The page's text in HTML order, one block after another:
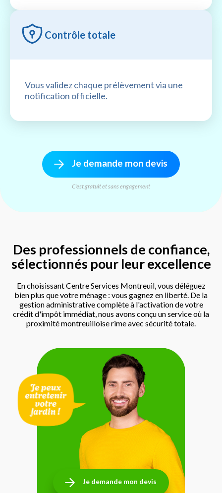
Contrôle totale
Vous validez chaque prélèvement via une
notification officielle.
Je demande mon devis
C'est gratuit et sans engagement
Des professionnels de confiance,
sélectionnés pour leur excellence
En choisissant Centre Services Montreuil, vous déléguez
bien plus que votre ménage : vous gagnez en liberté. De la
gestion administrative complète à l'activation de votre
crédit d'impôt immédiat, nous avons conçu un service où la
proximité montreuilloise rime avec sécurité totale.
Je demande mon devis